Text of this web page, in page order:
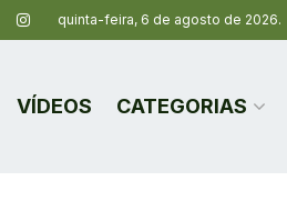
quinta-feira, 6 de agosto de 2026.
VÍDEOS CATEGORIAS